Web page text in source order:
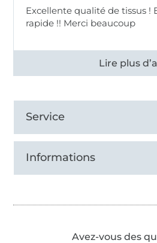
Excellente qualité de tissus !
rapide !! Merci beaucoup
Voir tous les 11496
Service
Informations
Avez-vous des